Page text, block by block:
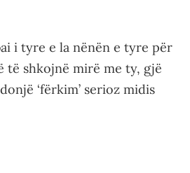
i tyre e la nënën e tyre për
të shkojnë mirë me ty, gjë
‘fërkim’ serioz midis